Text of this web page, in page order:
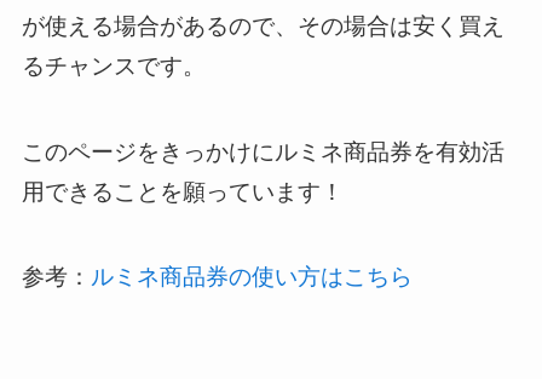
が使える場合があるので、その場合は安く買え
るチャンスです。
このページをきっかけにルミネ商品券を有効活
用できることを願っています！
参考： ルミネ商品券の使い方はこちら